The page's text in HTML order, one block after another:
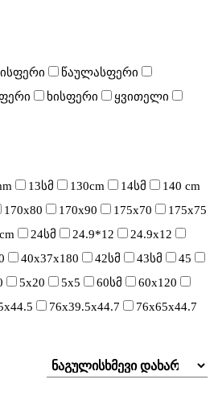
წაულასფერი
ხისფერი
ყვითელი
13სმ 130cm 14სმ
140 cm
170x80 170x90 175x70
175x75
24სმ 24.9*12
24.9x12
40x37x180 42სმ 43სმ
45
5x20 5x5 60სმ
60x120
76x39.5x44.7
76x65x44.7